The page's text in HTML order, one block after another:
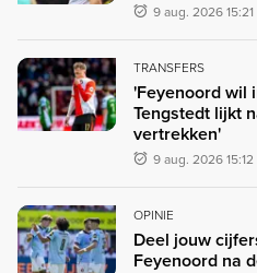
9 aug. 2026 15:21
TRANSFERS
'Feyenoord wil
Tengstedt lijkt
vertrekken'
9 aug. 2026 15:12
OPINIE
Deel jouw
Feyenoord na